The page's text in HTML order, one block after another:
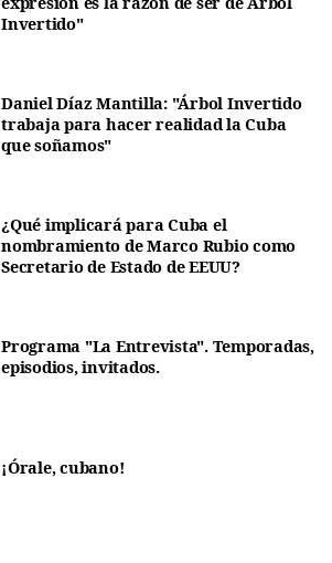
Invertido"
Daniel Díaz Mantilla: "Árbol Invertido
trabaja para hacer realidad la Cuba
que soñamos"
¿Qué implicará para Cuba el
nombramiento de Marco Rubio como
Secretario de Estado de EEUU?
Programa "La Entrevista". Temporadas,
episodios, invitados.
¡Órale, cubano!